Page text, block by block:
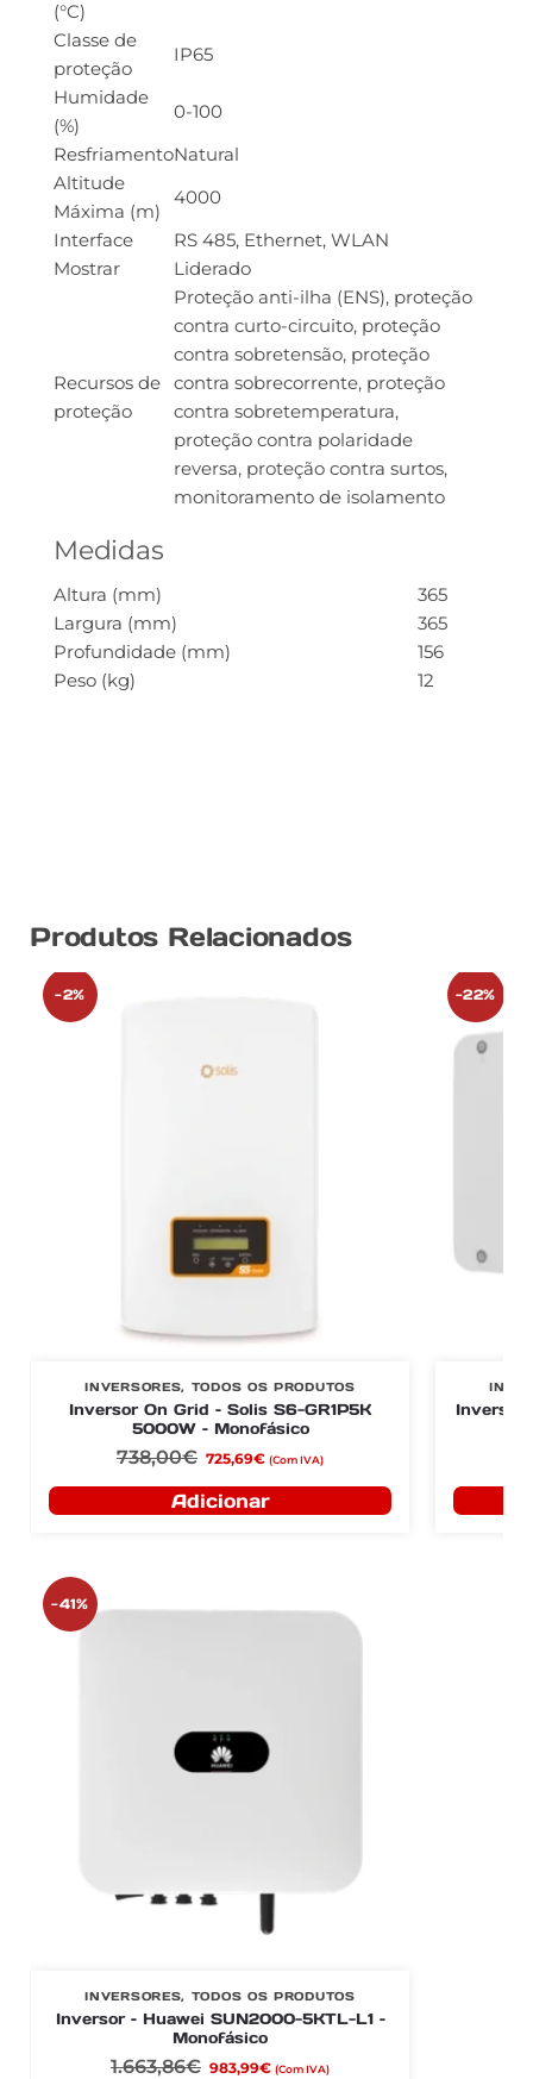
(°C)
Classe de
proteção
IP65
Humidade
(%)
0-100
ResfriamentoNatural
Altitude
Máxima (m)
4000
Interface
RS 485, Ethernet, WLAN
Mostrar
Liderado
Recursos de
proteção
Proteção anti-ilha (ENS), proteção
contra curto-circuito, proteção
contra sobretensão, proteção
contra sobrecorrente, proteção
contra sobretemperatura,
proteção contra polaridade
reversa, proteção contra surtos,
monitoramento de isolamento
Medidas
Altura (mm)
365
Largura (mm)
365
Profundidade (mm)
156
Peso (kg)
12
Produtos Relacionados
-2%
INVERSORES, TODOS OS PRODUTOS
Inversor On Grid – Solis S6-GR1P5K
5000W – Monofásico
738,00€ 725,69€ (Com IVA)
Adicionar
-22%
Inversor
-41%
INVERSORES, TODOS OS PRODUTOS
Inversor – Huawei SUN2000-5KTL-L1 –
Monofásico
1.663,86€ 983,99€ (Com IVA)